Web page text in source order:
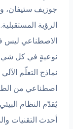
ستيفان،
المستقبلية.
ليس فقط
في كل شيء، بدءًا
التعلّم الآلي
من الطراز
النظام البيئي
التقنيات والذكاء